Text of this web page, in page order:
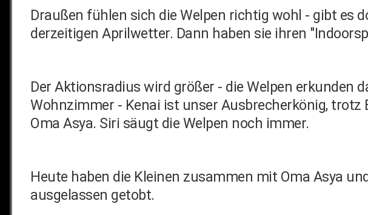
Draußen fühlen sich die Welpen richtig wohl - gibt es
derzeitigen Aprilwetter. Dann haben sie ihren
Der Aktionsradius wird größer - die Welpen erkunden
Wohnzimmer - Kenai ist unser Ausbrecherkönig,
Oma Asya. Siri säugt die Welpen noch immer.
Heute haben die Kleinen zusammen mit Oma Asya
ausgelassen getobt.